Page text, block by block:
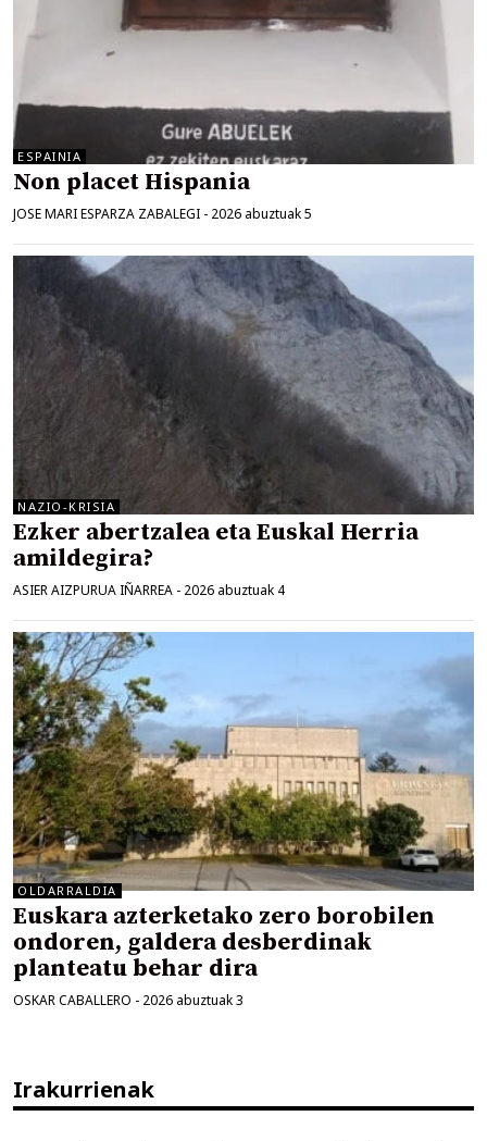
ESPAINIA
Non placet Hispania
JOSE MARI ESPARZA ZABALEGI - 2026 abuztuak 5
NAZIO-KRISIA
Ezker abertzalea eta Euskal Herria
amildegira?
ASIER AIZPURUA IÑARREA - 2026 abuztuak 4
OLDARRALDIA
Euskara azterketako zero borobilen
ondoren, galdera desberdinak
planteatu behar dira
OSKAR CABALLERO - 2026 abuztuak 3
Irakurrienak